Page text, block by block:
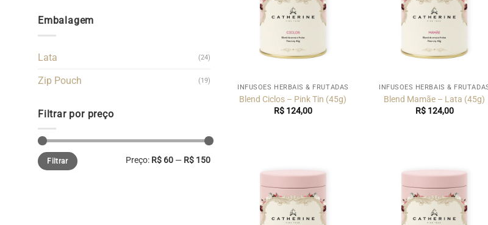
Embalagem
Lata (24)
Zip Pouch (19)
Filtrar por preço
Preço
mínimo
Preço
máximo
Filtrar Preço: R$ 60— R$ 150
INFUSÕES HERBAIS & FRUTADAS
Blend Ciclos – Pink Tin (45g)
R$124,00
INFUSÕES HERBAIS &
Blend Mamãe – Lata (45g)
R$124,00